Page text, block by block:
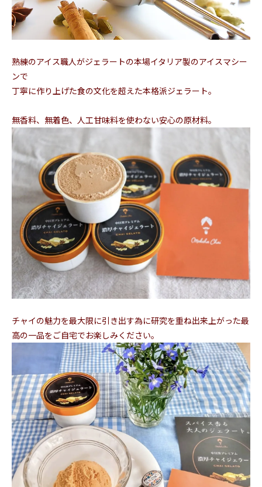
熟練のアイス職人がジェラートの本場イタリア製のアイスマシー
ンで
丁寧に作り上げた食の文化を超えた本格派ジェラート。
無香料、無着色、人工甘味料を使わない安心の原材料。
チャイの魅力を最大限に引き出す為に研究を重ね出来上がった最
高の一品をご自宅でお楽しみください。